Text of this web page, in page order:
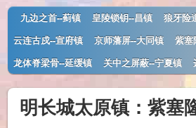
九边之首--蓟镇 皇陵锁钥--昌镇
狼牙险
云连古戍--宣府镇
京师藩屏--大同镇
紫塞
龙体脊梁骨--延缓镇
关中之屏蔽--宁夏镇
明长城太原镇：紫塞